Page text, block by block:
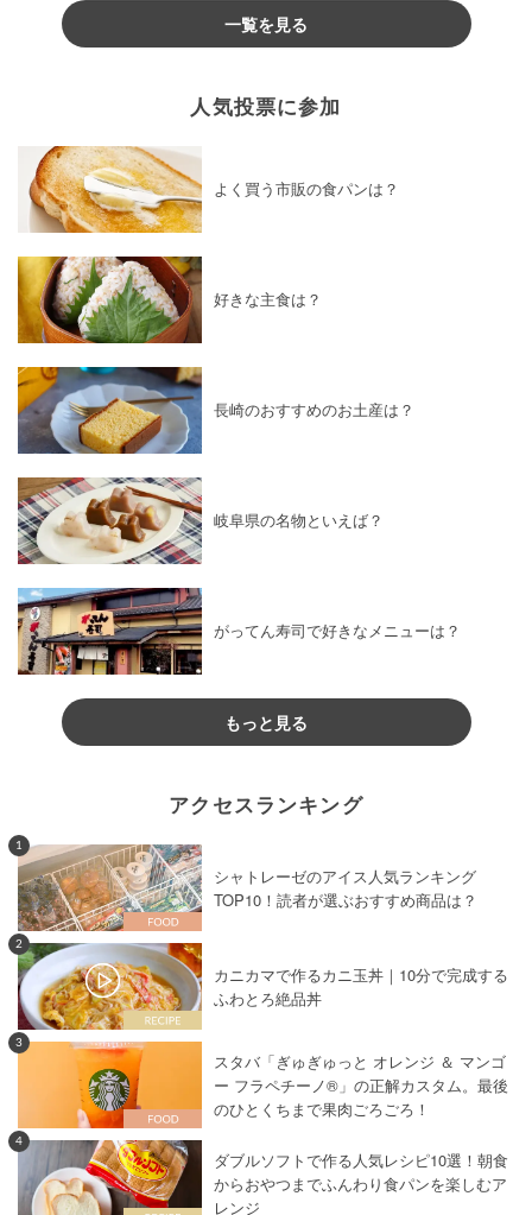
一覧を見る
人気投票に参加
よく買う市販の食パンは？
好きな主食は？
長崎のおすすめのお土産は？
岐阜県の名物といえば？
がってん寿司で好きなメニューは？
もっと見る
アクセスランキング
1
シャトレーゼのアイス人気ランキング
TOP10！読者が選ぶおすすめ商品は？
2
カニカマで作るカニ玉丼｜10分で完成する
ふわとろ絶品丼
3
スタバ「ぎゅぎゅっと オレンジ ＆ マンゴ
ー フラペチーノ®」の正解カスタム。最後
のひとくちまで果肉ごろごろ！
4
ダブルソフトで作る人気レシピ10選！朝食
からおやつまでふんわり食パンを楽しむア
レンジ